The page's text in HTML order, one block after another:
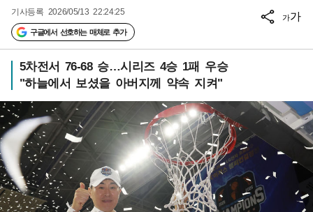
기사등록 2026/05/13 22:24:25
구글에서 선호하는 매체로 추가
가가
5차전서 76-68 승…시리즈 4승 1패 우승
"하늘에서 보셨을 아버지께 약속 지켜"